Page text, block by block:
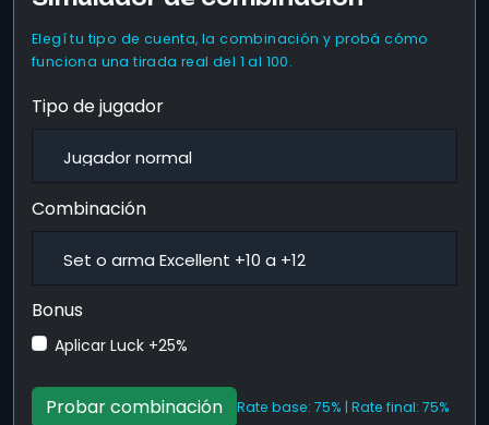
Elegí tu tipo de cuenta, la combinación y probá cómo
funciona una tirada real del 1 al 100.
Tipo de jugador
Combinación
Bonus
Aplicar Luck +25%
Probar combinación Rate base: 75% | Rate final: 75%